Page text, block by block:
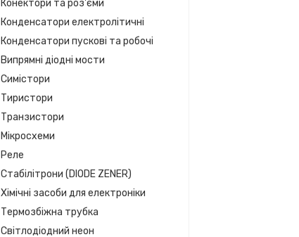
Конектори та роз'єми
Конденсатори електролітичні
Конденсатори пускові та робочі
Випрямні діодні мости
Симістори
Тиристори
Транзистори
Мікросхеми
Реле
Стабілітрони (DIODE ZENER)
Хімічні засоби для електроніки
Термозбіжна трубка
Світлодіодний неон